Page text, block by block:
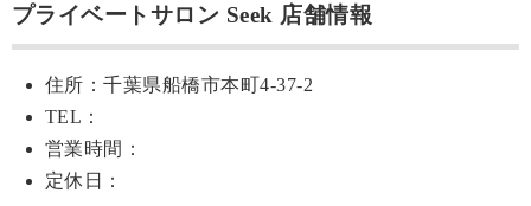
プライベートサロン Seek 店舗情報
住所：千葉県船橋市本町4-37-2
TEL：
営業時間：
定休日：